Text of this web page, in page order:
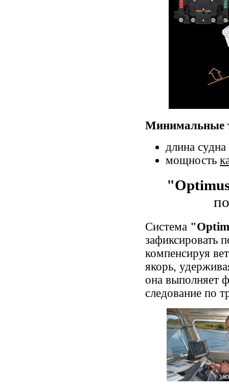
Минимальные
длина
мощность
Система
зафиксировать
компенсируя
якорь,
она выполняет
следование по